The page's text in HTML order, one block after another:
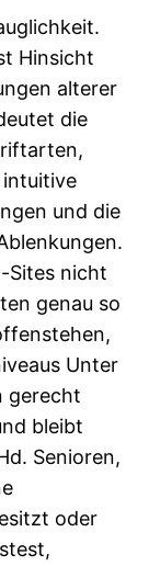
Hinsicht
alterer
die
intuitive
und die
Sites nicht
genau so
Unter
gerecht
bleibt
Senioren,
oder